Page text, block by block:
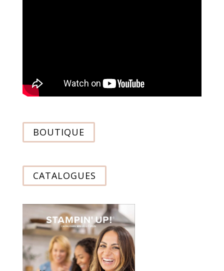
BOUTIQUE
CATALOGUES